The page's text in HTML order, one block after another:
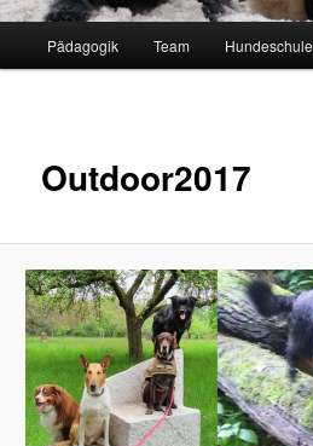
Zum
Pädagogik Team Hundeschule
Outdoor2017